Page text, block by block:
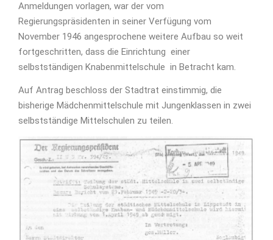
Anmeldungen vorlagen, war der vom
Regierungspräsidenten in seiner Verfügung vom
November 1946 angesprochene weitere Aufbau so weit
fortgeschritten, dass die Einrichtung einer
selbstständigen Knabenmittelschule in Betracht kam.
Auf Antrag beschloss der Stadtrat einstimmig, die
bisherige Mädchenmittelschule mit Jungenklassen in zwei
selbstständige Mittelschulen zu teilen.